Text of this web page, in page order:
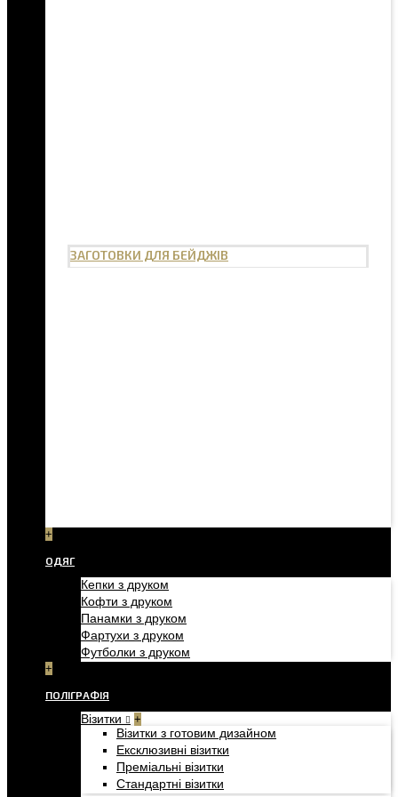
ЗАГОТОВКИ ДЛЯ БЕЙДЖІВ
+
ОДЯГ
Кепки з друком
Кофти з друком
Панамки з друком
Фартухи з друком
Футболки з друком
+
ПОЛІГРАФІЯ
Візитки +
Візитки з готовим дизайном
Ексклюзивні візитки
Преміальні візитки
Стандартні візитки